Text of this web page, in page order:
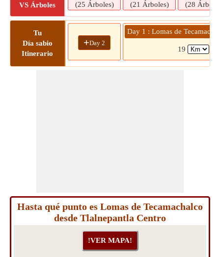
VS Árboles
(25 Árboles)
(21 Árboles)
(28
Tu
Día sabio
Itinerario
+Day 2
Day 1 : Lomas de
19
Hasta qué punto es Lomas de Tecamachalco
desde Tlalnepantla Centro